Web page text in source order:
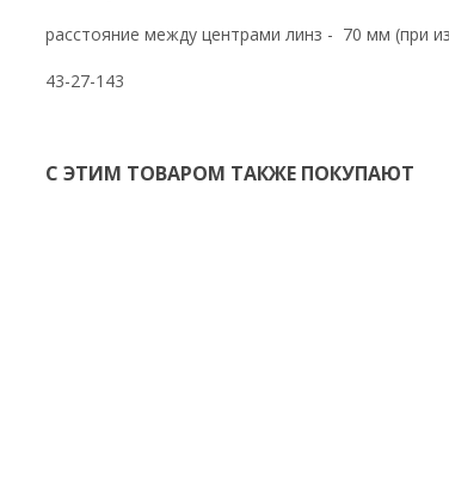
расстояние между центрами линз - 70 мм (при
43-27-143
С ЭТИМ ТОВАРОМ ТАКЖЕ ПОКУПАЮТ